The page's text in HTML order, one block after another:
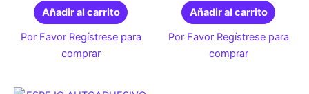
Añadir al carrito
Por Favor Regístrese para
comprar
Añadir al carrito
Por Favor Regístrese para
comprar